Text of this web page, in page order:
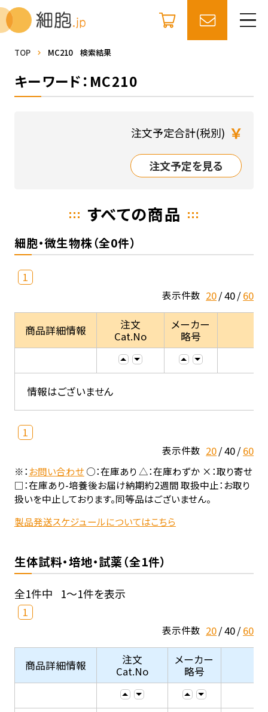
TOP MC210 検索結果
キーワード：MC210
注文予定合計(税別) ￥
注文予定を見る
すべての商品
細胞・微生物株（全0件）
1
表示件数 20 40 60
商品詳細情報
注文
Cat.No
メーカー
略号
情報はございません
1
表示件数 20 40 60
※：お問い合わせ○：在庫あり △：在庫わずか ×：取り寄せ
□：在庫あり-培養後お届け納期約2週間 取扱中止：お取り
扱いを中止しております。同等品はございません。
製品発送スケジュールについてはこちら
生体試料・培地・試薬（全1件）
全1件中 1～1件を表示
1
表示件数 20 40 60
商品詳細情報
注文
Cat.No
メーカー
略号